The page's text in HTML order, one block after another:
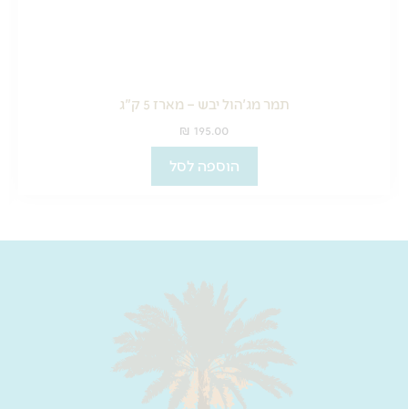
תמר מג'הול יבש – מארז 5 ק"ג
₪ 195.00
הוספה לסל